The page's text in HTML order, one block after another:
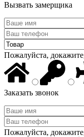
Вызвать замерщика
Пожалуйста,
Заказать звонок
Пожалуйста,